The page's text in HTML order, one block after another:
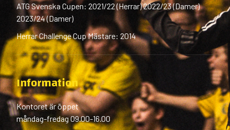
ATG Svenska Cupen: 2021/22 (Herrar) 2022/23 (Damer)
2023/24 (Damer)
Herrar Challenge Cup Mästare: 2014
Information
Kontoret är öppet
måndag-fredag 09.00-16.00